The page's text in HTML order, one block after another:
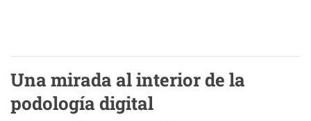
Una mirada al interior de la
podología digital